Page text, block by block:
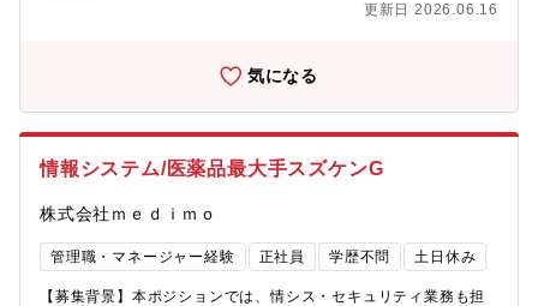
りつけ薬局化支援事業 「つながる薬局」 LINE公式アカウント
により、ストレスのない「かかりつけ」の関係を構築することを
支援。 複数の薬局の登録が可能で処方箋の送信、問診票、お薬
履歴、健康・お薬相談ができ、待ち時間なくお薬の受け取りがで
きたり、 お薬手帳の役割も果たす他、薬剤師にも気軽に相談が
できるなど、導入いただいている調剤薬局・ご利用者の双方から
もご好評頂いております。 今後、新機能も追加し、更に多くの
方に広めていく計画です。【魅力】・経営基盤安定◎のスタート
アップ企業株式会社メディカルシステムネットワーク（親会社は
東証スタンダード上場）の100％出資の子会社。「デジタル時代に
おける患者中心の新たな医薬プラットフォームを創造する」をビ
ジョンに掲げ、「患者起点」で仕組みを作りに取り組むスタート
更新日 2026.06.16
気になる
情報システム/医薬品最大手スズケンG
株式会社ｍｅｄｉｍｏ
管理職・マネージャー経験 正社員 学歴不問 土日休み
【募集背景】本ポジションでは、情シス・セキュリティ業務も担